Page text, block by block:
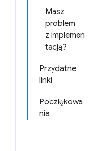
Masz
problem
z implemen
tacją?
Przydatne
linki
Podziękowa
nia